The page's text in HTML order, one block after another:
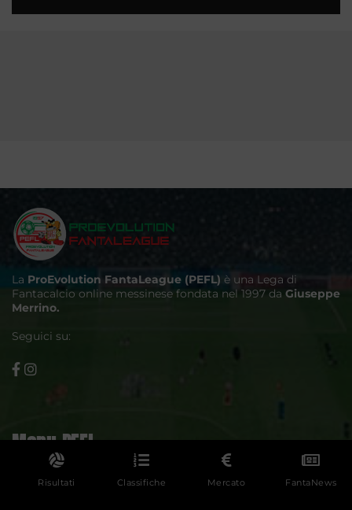
La ProEvolution FantaLeague (PEFL) è una Lega di
Fantacalcio online messinese fondata nel 1997 da Giuseppe
Merrino.
Seguici su:
Menu PEFL
Classifiche
Risultati Classifiche Mercato FantaNews